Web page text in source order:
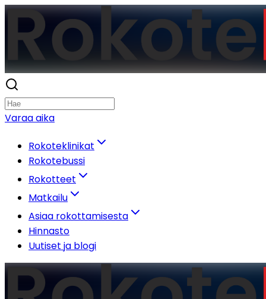
Varaa aika
Rokoteklinikat
Rokotebussi
Rokotteet
Matkailu
Asiaa rokottamisesta
Hinnasto
Uutiset ja blogi